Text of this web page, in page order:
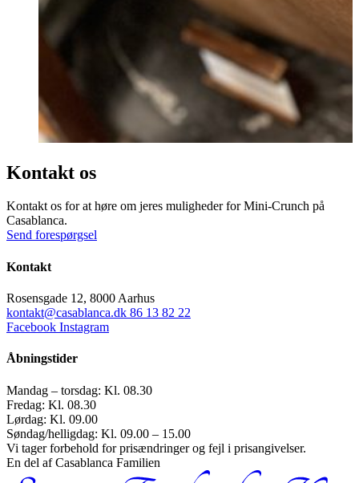
Kontakt os
Kontakt os for at høre om jeres muligheder for Mini-Crunch på
Casablanca.
Send forespørgsel
Kontakt
Rosensgade 12, 8000 Aarhus
kontakt@casablanca.dk 86 13 82 22
Facebook Instagram
Åbningstider
Mandag – torsdag: Kl. 08.30
Fredag: Kl. 08.30
Lørdag: Kl. 09.00
Søndag/helligdag: Kl. 09.00 – 15.00
Vi tager forbehold for prisændringer og fejl i prisangivelser.
En del af Casablanca Familien